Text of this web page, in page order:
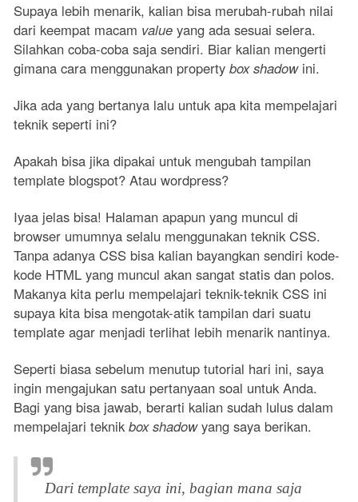
Supaya lebih menarik, kalian bisa merubah-rubah nilai
dari keempat macam value yang ada sesuai selera.
Silahkan coba-coba saja sendiri. Biar kalian mengerti
gimana cara menggunakan property box shadowini.
Jika ada yang bertanya lalu untuk apa kita mempelajari
teknik seperti ini?
Apakah bisa jika dipakai untuk mengubah tampilan
template blogspot? Atau wordpress?
Iyaa jelas bisa! Halaman apapun yang muncul di
browser umumnya selalu menggunakan teknik CSS.
Tanpa adanya CSS bisa kalian bayangkan sendiri kode-
kode HTML yang muncul akan sangat statis dan polos.
Makanya kita perlu mempelajari teknik-teknik CSS ini
supaya kita bisa mengotak-atik tampilan dari suatu
template agar menjadi terlihat lebih menarik nantinya.
Seperti biasa sebelum menutup tutorial hari ini, saya
ingin mengajukan satu pertanyaan soal untuk Anda.
Bagi yang bisa jawab, berarti kalian sudah lulus dalam
mempelajari teknik box shadowyang saya berikan.
Dari template saya ini, bagian mana saja